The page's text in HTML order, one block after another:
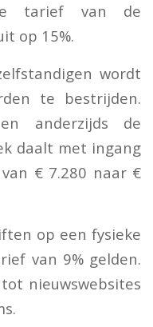
tarief van de
op 15%.
wordt
te bestrijden.
anderzijds de
daalt met ingang
€ 7.280 naar €
op een fysieke
van 9% gelden.
nieuwswebsites